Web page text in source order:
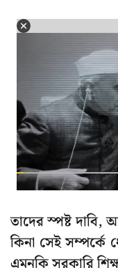
তাদের স্পষ্ট
কিনা সেই সম্পর্কে